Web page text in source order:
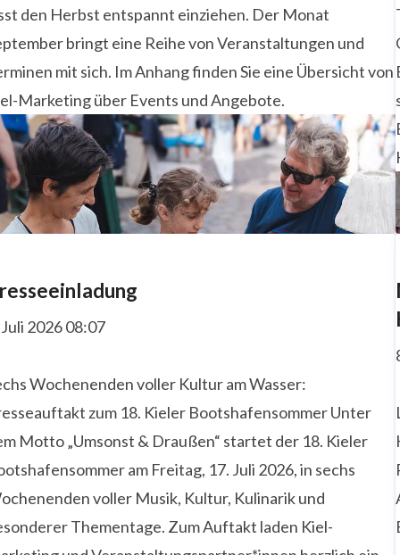
den Herbst entspannt einziehen. Der Monat
bringt eine Reihe von Veranstaltungen und
mit sich. Im Anhang finden Sie eine Übersicht von
Marketing über Events und Angebote.
2026 08:07
Wochenenden voller Kultur am Wasser:
zum 18. Kieler Bootshafensommer Unter
Motto „Umsonst & Draußen“ startet der 18. Kieler
am Freitag, 17. Juli 2026, in sechs
voller Musik, Kultur, Kulinarik und
Thementage. Zum Auftakt laden Kiel-